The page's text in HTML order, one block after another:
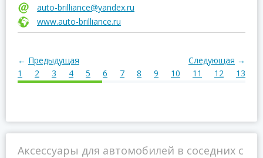
auto-brilliance@yandex.ru
www.auto-brilliance.ru
← Предыдущая Следующая →
1
2 3 4 5 6 7 8 9 10 11 12 13
Аксессуары для автомобилей в соседних с